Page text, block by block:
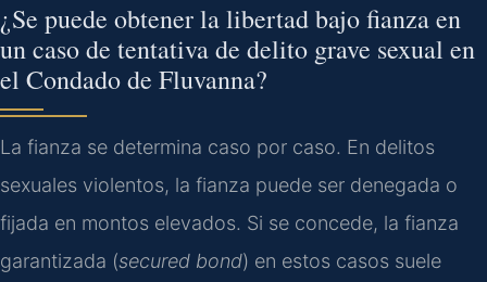
¿Se puede obtener la libertad bajo fianza en
un caso de tentativa de delito grave sexual en
el Condado de Fluvanna?
La fianza se determina caso por caso. En delitos
sexuales violentos, la fianza puede ser denegada o
fijada en montos elevados. Si se concede, la fianza
garantizada (secured bond) en estos casos suele